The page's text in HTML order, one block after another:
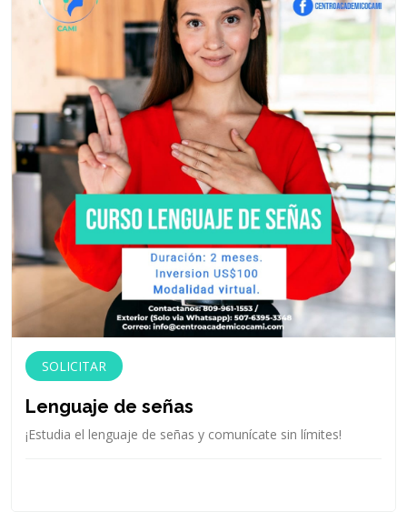
SOLICITAR
Lenguaje de señas
¡Estudia el lenguaje de señas y comunícate sin límites!